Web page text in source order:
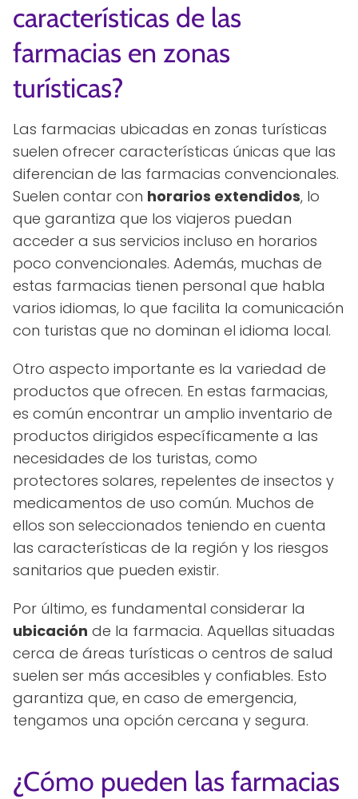
características de las
farmacias en zonas
turísticas?
Las farmacias ubicadas en zonas turísticas
suelen ofrecer características únicas que las
diferencian de las farmacias convencionales.
Suelen contar con horarios extendidos, lo
que garantiza que los viajeros puedan
acceder a sus servicios incluso en horarios
poco convencionales. Además, muchas de
estas farmacias tienen personal que habla
varios idiomas, lo que facilita la comunicación
con turistas que no dominan el idioma local.
Otro aspecto importante es la variedad de
productos que ofrecen. En estas farmacias,
es común encontrar un amplio inventario de
productos dirigidos específicamente a las
necesidades de los turistas, como
protectores solares, repelentes de insectos y
medicamentos de uso común. Muchos de
ellos son seleccionados teniendo en cuenta
las características de la región y los riesgos
sanitarios que pueden existir.
Por último, es fundamental considerar la
ubicación de la farmacia. Aquellas situadas
cerca de áreas turísticas o centros de salud
suelen ser más accesibles y confiables. Esto
garantiza que, en caso de emergencia,
tengamos una opción cercana y segura.
¿Cómo pueden las farmacias